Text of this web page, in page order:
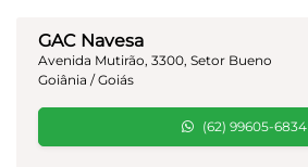
GAC Navesa
Avenida Mutirão, 3300, Setor Bueno
Goiânia / Goiás
(62) 99605-6834